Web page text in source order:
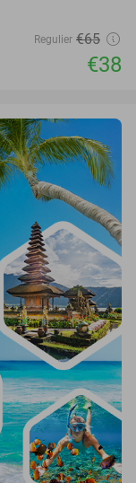
Regulier €65
€38